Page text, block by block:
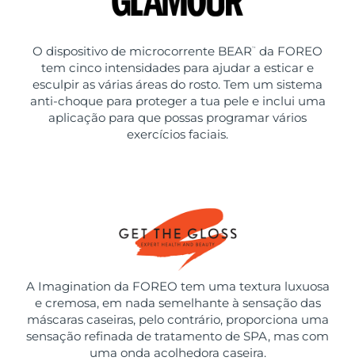
O dispositivo de microcorrente BEAR ™
da FOREO
tem cinco intensidades para ajudar a esticar e
esculpir as várias áreas do rosto. Tem um sistema
anti-choque para proteger a tua pele e inclui uma
aplicação para que possas programar vários
exercícios faciais.
A Imagination da FOREO tem uma textura luxuosa
e cremosa, em nada semelhante à sensação das
máscaras caseiras, pelo contrário, proporciona uma
sensação refinada de tratamento de SPA, mas com
uma onda acolhedora caseira.